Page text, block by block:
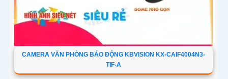
CAMERA VĂN PHÒNG BÁO ĐỘNG KBVISION KX-CAIF4004N3-
TIF-A